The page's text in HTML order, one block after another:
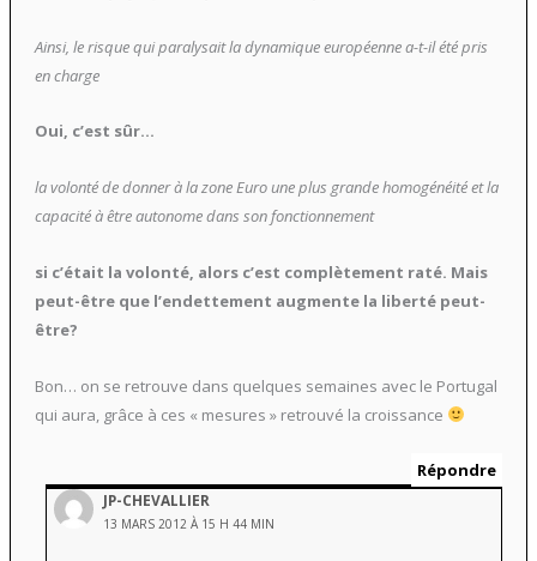
Ainsi, le risque qui paralysait la dynamique européenne a-t-il été pris
en charge
Oui, c’est sûr…
la volonté de donner à la zone Euro une plus grande homogénéité et la
capacité à être autonome dans son fonctionnement
si c’était la volonté, alors c’est complètement raté. Mais
peut-être que l’endettement augmente la liberté peut-
être?
Bon… on se retrouve dans quelques semaines avec le Portugal
qui aura, grâce à ces « mesures » retrouvé la croissance
Répondre
JP-CHEVALLIER
13 MARS 2012 À 15 H 44 MIN